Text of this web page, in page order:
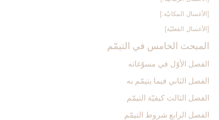
[الأغسال المكانيّة:]
[الأغسال الفعليّة]
المبحث الخامس في التيمّم‏
الفصل الأوّل في مسوّغاته
الفصل الثاني فيما يتيمّم به
الفصل الثالث كيفيّة التيمّم
الفصل الرابع شروط التيمّم‏